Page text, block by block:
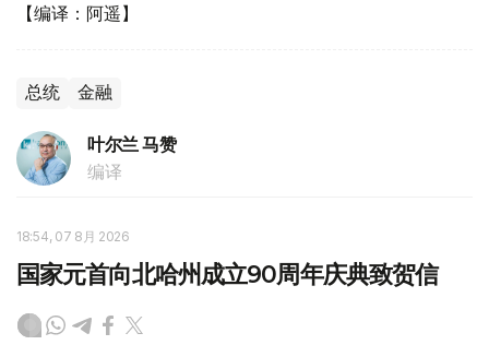
【编译：阿遥】
总统 金融
叶尔兰 马赞
编译
18:54, 07 8月 2026
国家元首向北哈州成立90周年庆典致贺信